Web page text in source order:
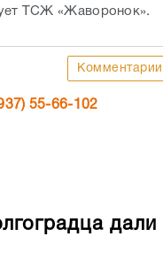
ТСЖ «Жаворонок».
Комментарии
55-66-102
дали